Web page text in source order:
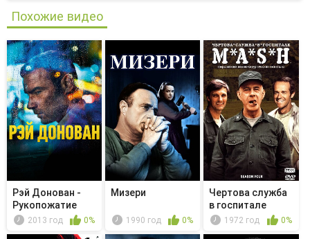
Похожие видео
Рэй Донован -
Рукопожатие
2013 год 0%
Мизери
1990 год 0%
Чертова служба
в гoспитале
M*A*S*H - ...
1972 год 0%